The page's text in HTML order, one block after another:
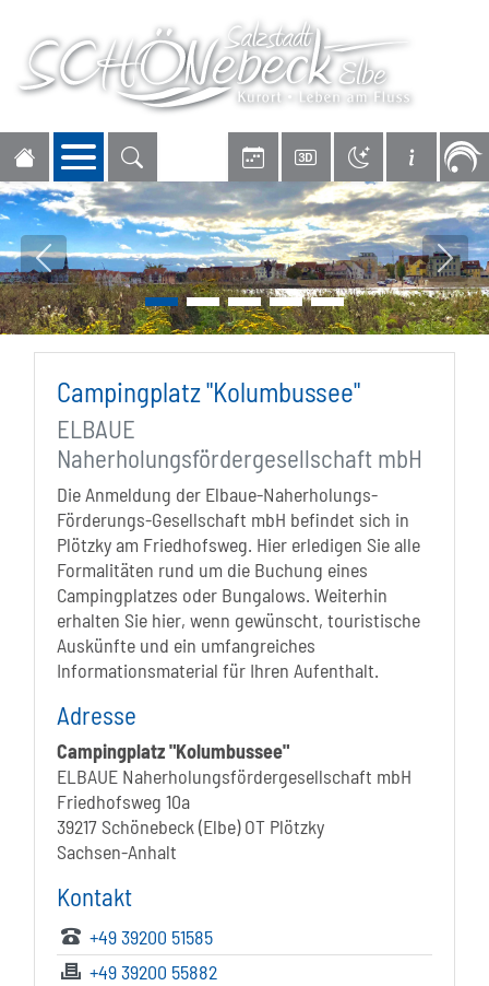
Navigation öffnen
Vorheriges Bild
Campingplatz "Kolumbussee"
ELBAUE
Naherholungsfördergesellschaft mbH
Die Anmeldung der Elbaue-Naherholungs-
Förderungs-Gesellschaft mbH befindet sich in
Plötzky am Friedhofsweg. Hier erledigen Sie alle
Formalitäten rund um die Buchung eines
Campingplatzes oder Bungalows. Weiterhin
erhalten Sie hier, wenn gewünscht, touristische
Auskünfte und ein umfangreiches
Informationsmaterial für Ihren Aufenthalt.
Adresse
Campingplatz "Kolumbussee"
ELBAUE Naherholungsfördergesellschaft mbH
Friedhofsweg 10a
39217 Schönebeck (Elbe) OT Plötzky
Sachsen-Anhalt
Kontakt
+49 39200 51585
+49 39200 55882